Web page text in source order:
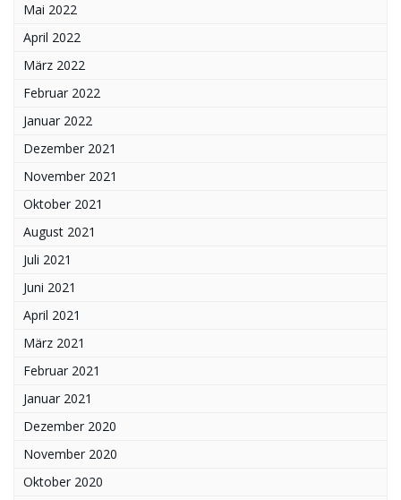
Mai 2022
April 2022
März 2022
Februar 2022
Januar 2022
Dezember 2021
November 2021
Oktober 2021
August 2021
Juli 2021
Juni 2021
April 2021
März 2021
Februar 2021
Januar 2021
Dezember 2020
November 2020
Oktober 2020